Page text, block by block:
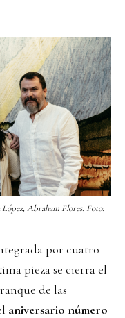
Abraham Flores. Foto:
por cuatro
pieza se cierra el
de las
aniversario número